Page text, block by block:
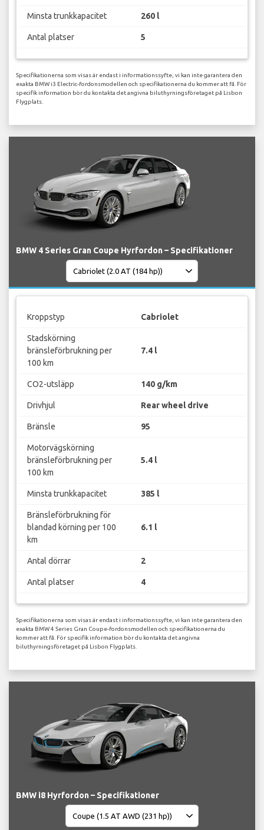
Minsta trunkkapacitet 260 l
Antal platser 5
Specifikationerna som visas är endast i informationssyfte, vi kan inte garantera den
exakta BMW i3 Electric-fordonsmodellen och specifikationerna du kommer att få. För
specifik information bör du kontakta det angivna biluthyrningsföretaget på Lisbon
Flygplats.
BMW 4 Series Gran Coupe Hyrfordon – Specifikationer
Kroppstyp Cabriolet
Stadskörning
bränsleförbrukning per
100 km
7.4 l
CO2-utsläpp 140 g/km
Drivhjul Rear wheel drive
Bränsle 95
Motorvägskörning
bränsleförbrukning per
100 km
5.4 l
Minsta trunkkapacitet 385 l
Bränsleförbrukning för
blandad körning per 100
km
6.1 l
Antal dörrar 2
Antal platser 4
Specifikationerna som visas är endast i informationssyfte, vi kan inte garantera den
exakta BMW 4 Series Gran Coupe-fordonsmodellen och specifikationerna du
kommer att få. För specifik information bör du kontakta det angivna
biluthyrningsföretaget på Lisbon Flygplats.
BMW i8 Hyrfordon – Specifikationer